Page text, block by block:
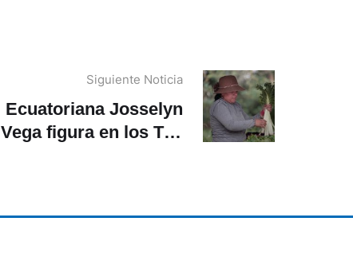
Siguiente Noticia
Ecuatoriana Josselyn
Vega figura en los Top